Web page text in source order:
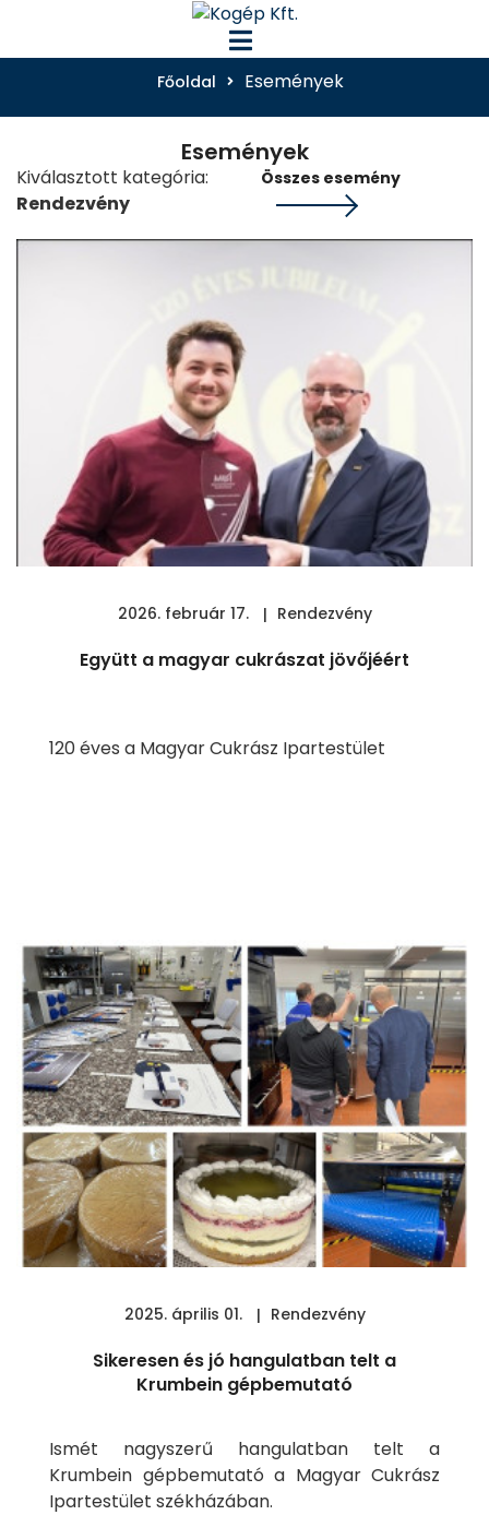
Főoldal
Termékek
A
Kogépről
Főoldal Események
Események
Kiválasztott kategória:
Rendezvény
Összes esemény
2026. február 17. Rendezvény
Együtt a magyar cukrászat jövőjéért
120 éves a Magyar Cukrász Ipartestület
2025. április 01. Rendezvény
Sikeresen és jó hangulatban telt a
Krumbein gépbemutató
Ismét nagyszerű hangulatban telt a
Krumbein gépbemutató a Magyar Cukrász
Ipartestület székházában.